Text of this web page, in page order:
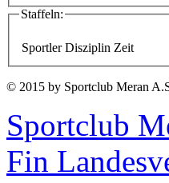
Staffeln:
Sportler Disziplin Zeit
© 2015 by Sportclub Meran
Sportclub
Fin